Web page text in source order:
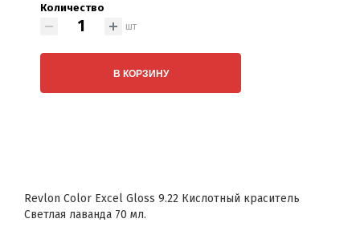
Количество
шт
В КОРЗИНУ
Revlon Color Excel Gloss 9.22 Кислотный краситель
Светлая лаванда 70 мл.